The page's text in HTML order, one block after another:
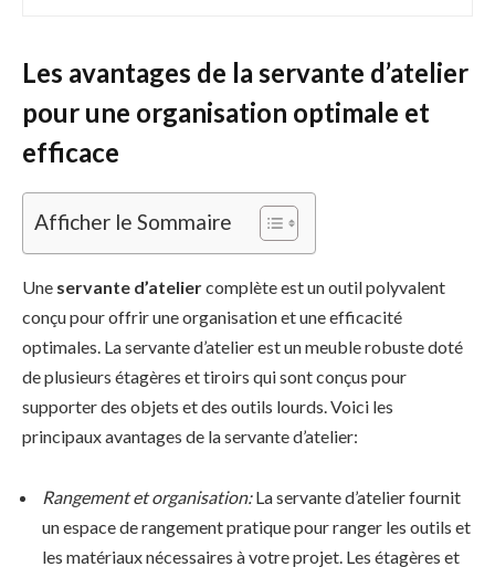
Les avantages de la servante d’atelier
pour une organisation optimale et
efficace
Afficher le Sommaire
Une servante d’ateliercomplète est un outil polyvalent
conçu pour offrir une organisation et une efficacité
optimales. La servante d’atelier est un meuble robuste doté
de plusieurs étagères et tiroirs qui sont conçus pour
supporter des objets et des outils lourds. Voici les
principaux avantages de la servante d’atelier:
Rangement et organisation:La servante d’atelier fournit
un espace de rangement pratique pour ranger les outils et
les matériaux nécessaires à votre projet. Les étagères et